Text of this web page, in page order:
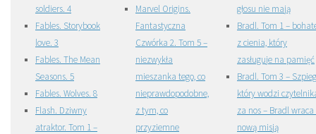
soldiers. 4
Fables. Storybook
love. 3
Fables. The Mean
Seasons. 5
Fables. Wolves. 8
Flash. Dziwny
atraktor. Tom 1 –
Marvel Origins.
Fantastyczna
Czwórka 2. Tom 5 –
niezwykła
mieszanka tego, co
nieprawdopodobne,
z tym, co
przyziemne
głosu nie mają
Bradl. Tom 1 –
z cienia, który
zasługuje na pamięć
Bradl. Tom 3 –
który wodzi
za nos – Bradl wraca
nową misją